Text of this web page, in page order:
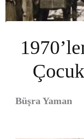
Büşra Yaman